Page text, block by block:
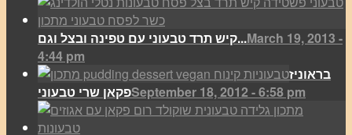
קיש תרד טבעוני עם טפינה ובצל וגם...March 19, 2013 -
4:44 pm
בראוניז
פקאן שרי טבעוניSeptember 18, 2012 - 6:58 pm